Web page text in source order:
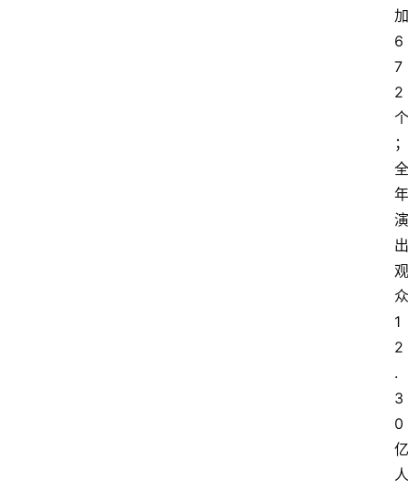
加
6
7
2
个
；
全
年
演
出
观
众
1
2
.
3
0
亿
人